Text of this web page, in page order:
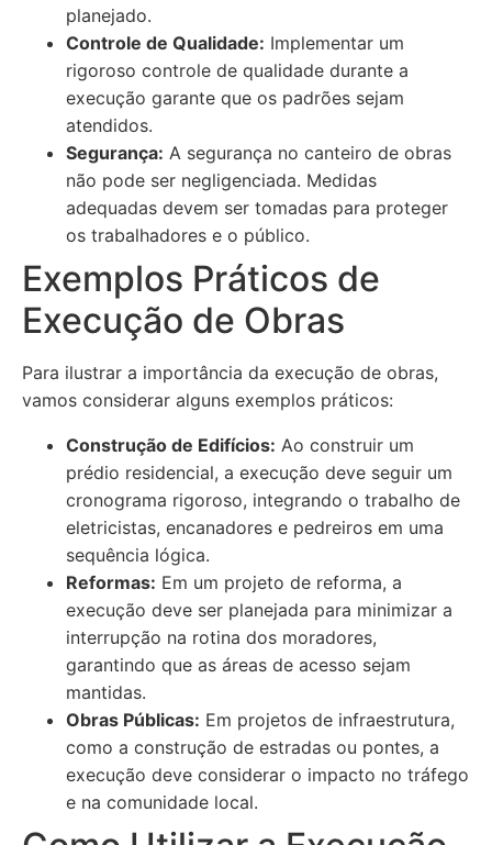
planejado.
Controle de Qualidade: Implementar um
rigoroso controle de qualidade durante a
execução garante que os padrões sejam
atendidos.
Segurança: A segurança no canteiro de obras
não pode ser negligenciada. Medidas
adequadas devem ser tomadas para proteger
os trabalhadores e o público.
Exemplos Práticos de
Execução de Obras
Para ilustrar a importância da execução de obras,
vamos considerar alguns exemplos práticos:
Construção de Edifícios: Ao construir um
prédio residencial, a execução deve seguir um
cronograma rigoroso, integrando o trabalho de
eletricistas, encanadores e pedreiros em uma
sequência lógica.
Reformas: Em um projeto de reforma, a
execução deve ser planejada para minimizar a
interrupção na rotina dos moradores,
garantindo que as áreas de acesso sejam
mantidas.
Obras Públicas: Em projetos de infraestrutura,
como a construção de estradas ou pontes, a
execução deve considerar o impacto no tráfego
e na comunidade local.